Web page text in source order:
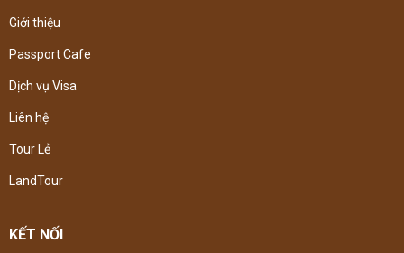
Giới thiệu
Passport Cafe
Dịch vụ Visa
Liên hệ
Tour Lẻ
LandTour
KẾT NỐI